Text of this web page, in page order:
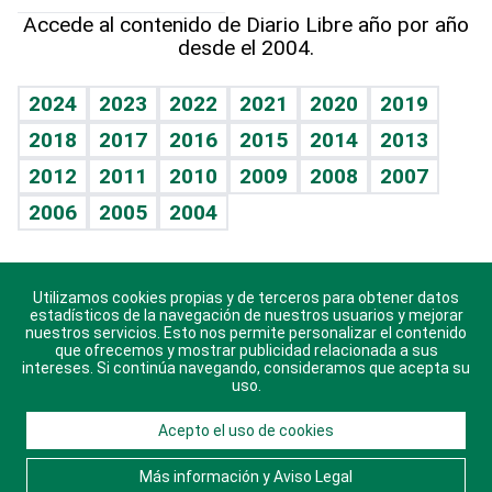
Hablando con el pediatra
Vida y familia
Eñe
Celebrando la vida
Sin complejos
En pocas palabras
Escuchando al corazón
Economía Personal
Línea de hit
TBT Deportivo
Más firmas
Hecho en casa
Guía del dinero
Cumpleaños
Horóscopos
Crucigramas
Accede al contenido de Diario Libre año por año
desde el 2004.
2024 2023 2022 2021 2020
2019
2018
2017 2016 2015 2014
2013
2012
2011 2010 2009 2008
2007
2006
2005 2004
Descarga nuestras aplicaciones para Android, iOS y
sistema Huawei.
© 2021 Diario Libre, todos los derechos reservados.
Consulta elAviso Legal. Ponte en Contacto
Utilizamos cookies propias y de terceros para obtener datos
estadísticos de la navegación de nuestros usuarios y mejorar
nuestros servicios. Esto nos permite personalizar el contenido
que ofrecemos y mostrar publicidad relacionada a sus
intereses. Si continúa navegando, consideramos que acepta su
uso.
Acepto el uso de cookies
Más información y Aviso Legal